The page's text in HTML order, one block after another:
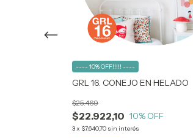
GRL 16. CONEJO EN HELADO
$22.922,10
$25.469
10% OFF
3x $7.640,70 sin interés
---- 10% OFF!!!!! ----